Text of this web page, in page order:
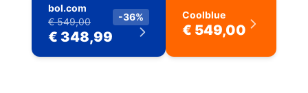
bol.com
€ 549,00
€ 348,99
-36% Coolblue
€ 549,00